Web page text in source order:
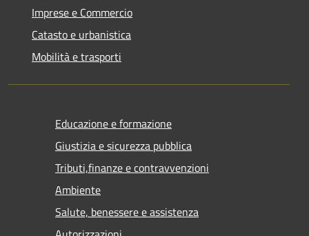
Imprese e Commercio
Catasto e urbanistica
Mobilità e trasporti
Educazione e formazione
Giustizia e sicurezza pubblica
Tributi,finanze e contravvenzioni
Ambiente
Salute, benessere e assistenza